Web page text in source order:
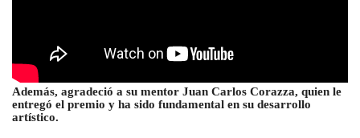
Además, agradeció a su mentor Juan Carlos Corazza, quien le
entregó el premio y ha sido fundamental en su desarrollo
artístico.